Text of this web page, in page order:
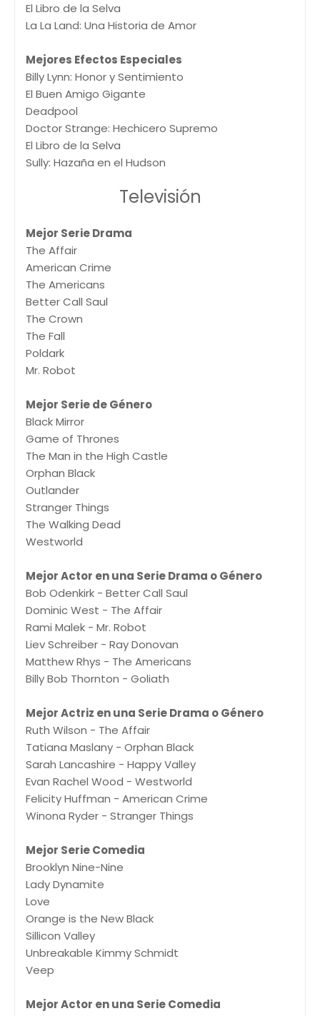
El Libro de la Selva
La La Land: Una Historia de Amor
Mejores Efectos Especiales
Billy Lynn: Honor y Sentimiento
El Buen Amigo Gigante
Deadpool
Doctor Strange: Hechicero Supremo
El Libro de la Selva
Sully: Hazaña en el Hudson
Televisión
Mejor Serie Drama
The Affair
American Crime
The Americans
Better Call Saul
The Crown
The Fall
Poldark
Mr. Robot
Mejor Serie de Género
Black Mirror
Game of Thrones
The Man in the High Castle
Orphan Black
Outlander
Stranger Things
The Walking Dead
Westworld
Mejor Actor en una Serie Drama o Género
Bob Odenkirk - Better Call Saul
Dominic West - The Affair
Rami Malek - Mr. Robot
Liev Schreiber - Ray Donovan
Matthew Rhys - The Americans
Billy Bob Thornton - Goliath
Mejor Actriz en una Serie Drama o Género
Ruth Wilson - The Affair
Tatiana Maslany - Orphan Black
Sarah Lancashire - Happy Valley
Evan Rachel Wood - Westworld
Felicity Huffman - American Crime
Winona Ryder - Stranger Things
Mejor Serie Comedia
Brooklyn Nine-Nine
Lady Dynamite
Love
Orange is the New Black
Sillicon Valley
Unbreakable Kimmy Schmidt
Veep
Mejor Actor en una Serie Comedia